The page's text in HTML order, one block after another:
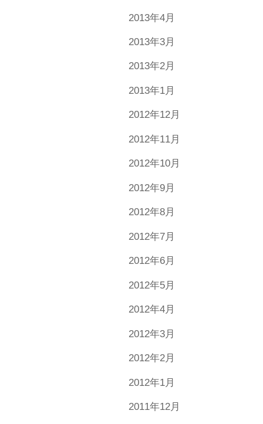
2013年4月
2013年3月
2013年2月
2013年1月
2012年12月
2012年11月
2012年10月
2012年9月
2012年8月
2012年7月
2012年6月
2012年5月
2012年4月
2012年3月
2012年2月
2012年1月
2011年12月